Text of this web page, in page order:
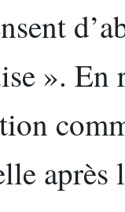
».
après